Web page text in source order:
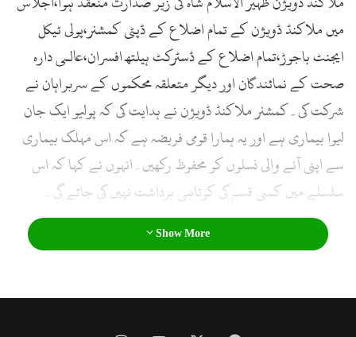
میں ملاکنڈ ڈویژن کے تمام اضلاع کے ڈپٹی کمشنر،پولی ٹیکل
ایجنٹ باجوڑ،تمام اضلاع کے ڈسٹرکٹ ہیلتھ افسران،عالمی دارہ
صحت کے نمائندگان اور دیگر متعلقہ محکموں کے سربراہان نے
شرکت کی۔کمشنر ملاکنڈ ڈویژن نے ہدایت کی کہ پولیو ایک جان
لیوا بیماری ہے اور یہ ہمارا قومی فریضہ ہے کہ اس مہلک بیماری
سے اپنی آنے والی نسلوں کو محفوظ رکھیں۔انہوں نے کہا کہ اس
سلسلے میں کسی قسم کی کوتاہی برداشت نہیں کی جائے گی۔
Show More